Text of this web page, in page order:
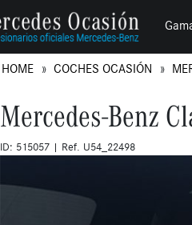
HOME COCHES OCASIÓN
Mercedes-Benz
ID: 515057 | Ref. U54_22498